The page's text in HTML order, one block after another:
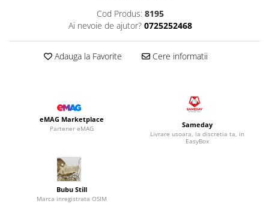
Cod Produs: 8195
Ai nevoie de ajutor? 0725252468
Adauga la Favorite Cere informatii
eMAG Marketplace
Partener eMAG Sameday
Livrare usoara, la discretia ta, in
EasyBox
Bubu Still
Marca inregistrata OSIM